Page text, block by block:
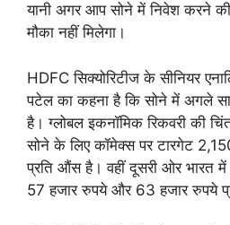
यानी अगर आप सोने में निवेश करने
मौका नहीं मिलेगा।
HDFC सिक्योरिटीज के सीनियर
पटेल का कहना है कि सोने में अगले
है। ग्लोबल इकनॉमिक रिकवरी की
सोने के लिए कॉमेक्स पर टारगेट
प्रति औंस है। वहीं दूसरी ओर भारत
57 हजार रुपये और 63 हजार रुपये